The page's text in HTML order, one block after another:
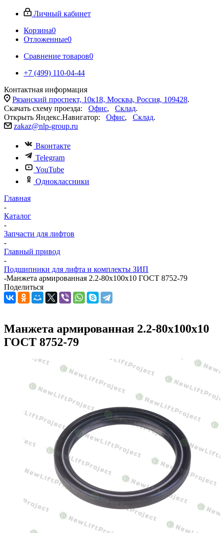
Личный кабинет
Корзина0
Отложенные0
Сравнение товаров0
+7 (499) 110-04-44
Контактная информация
Рязанский проспект, 10к18, Москва, Россия, 109428.
Скачать схему проезда: Офис, Склад.
Открыть Яндекс.Навигатор: Офис, Склад.
zakaz@nlp-group.ru
Вконтакте
Telegram
YouTube
Одноклассники
Главная
-
Каталог
-
Запчасти для лифтов
-
Главный привод
-
Подшипники для лифта и комплекты ЗИП
-Манжета армированная 2.2-80х100х10 ГОСТ 8752-79
Поделиться
Манжета армированная 2.2-80х100х10
ГОСТ 8752-79